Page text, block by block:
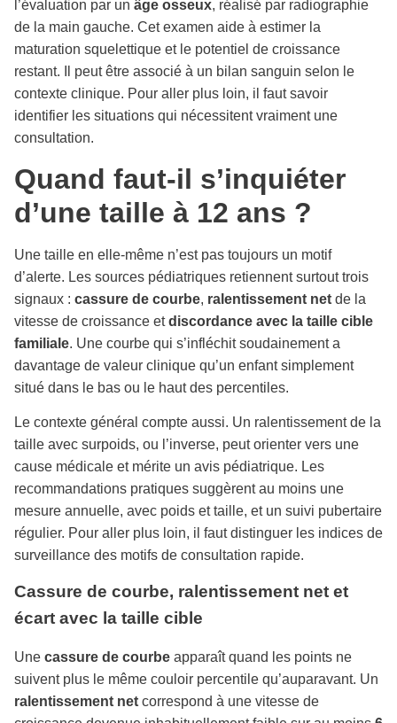
l’évaluation par un âge osseux, réalisé par radiographie
de la main gauche. Cet examen aide à estimer la
maturation squelettique et le potentiel de croissance
restant. Il peut être associé à un bilan sanguin selon le
contexte clinique. Pour aller plus loin, il faut savoir
identifier les situations qui nécessitent vraiment une
consultation.
Quand faut-il s’inquiéter
d’une taille à 12 ans ?
Une taille en elle-même n’est pas toujours un motif
d’alerte. Les sources pédiatriques retiennent surtout trois
signaux : cassure de courbe, ralentissement net de la
vitesse de croissance etdiscordance avec la taille cible
familiale. Une courbe qui s’infléchit soudainement a
davantage de valeur clinique qu’un enfant simplement
situé dans le bas ou le haut des percentiles.
Le contexte général compte aussi. Un ralentissement de la
taille avec surpoids, ou l’inverse, peut orienter vers une
cause médicale et mérite un avis pédiatrique. Les
recommandations pratiques suggèrent au moins une
mesure annuelle, avec poids et taille, et un suivi pubertaire
régulier. Pour aller plus loin, il faut distinguer les indices de
surveillance des motifs de consultation rapide.
Cassure de courbe, ralentissement net et
écart avec la taille cible
Une cassure de courbe apparaît quand les points ne
suivent plus le même couloir percentile qu’auparavant. Un
ralentissement net correspond à une vitesse de